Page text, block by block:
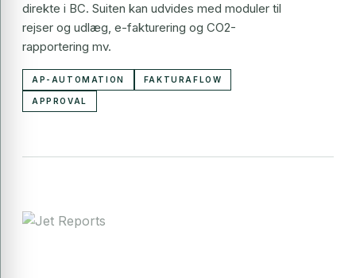
direkte i BC. Suiten kan udvides med moduler til
rejser og udlæg, e-fakturering og CO2-
rapportering mv.
AP-AUTOMATION FAKTURAFLOW
APPROVAL